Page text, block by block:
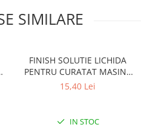
SIMILARE
FINISH SOLUTIE LICHIDA
PENTRU CURATAT MASINA
DE SPALAT VASE 250ML
15,40 Lei
IN STOC